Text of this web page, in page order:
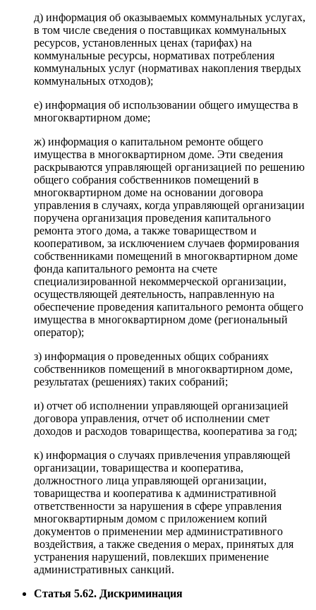
д) информация об оказываемых коммунальных услугах,
в том числе сведения о поставщиках коммунальных
ресурсов, установленных ценах (тарифах) на
коммунальные ресурсы, нормативах потребления
коммунальных услуг (нормативах накопления твердых
коммунальных отходов);
е) информация об использовании общего имущества в
многоквартирном доме;
ж) информация о капитальном ремонте общего
имущества в многоквартирном доме. Эти сведения
раскрываются управляющей организацией по решению
общего собрания собственников помещений в
многоквартирном доме на основании договора
управления в случаях, когда управляющей организации
поручена организация проведения капитального
ремонта этого дома, а также товариществом и
кооперативом, за исключением случаев формирования
собственниками помещений в многоквартирном доме
фонда капитального ремонта на счете
специализированной некоммерческой организации,
осуществляющей деятельность, направленную на
обеспечение проведения капитального ремонта общего
имущества в многоквартирном доме (региональный
оператор);
з) информация о проведенных общих собраниях
собственников помещений в многоквартирном доме,
результатах (решениях) таких собраний;
и) отчет об исполнении управляющей организацией
договора управления, отчет об исполнении смет
доходов и расходов товарищества, кооператива за год;
к) информация о случаях привлечения управляющей
организации, товарищества и кооператива,
должностного лица управляющей организации,
товарищества и кооператива к административной
ответственности за нарушения в сфере управления
многоквартирным домом с приложением копий
документов о применении мер административного
воздействия, а также сведения о мерах, принятых для
устранения нарушений, повлекших применение
административных санкций.
Статья 5.62. Дискриминация